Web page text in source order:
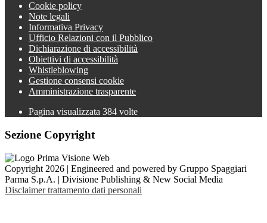
Cookie policy
Note legali
Informativa Privacy
Ufficio Relazioni con il Pubblico
Dichiarazione di accessibilità
Obiettivi di accessibilità
Whistleblowing
Gestione consensi cookie
Amministrazione trasparente
Pagina visualizzata 384 volte
Sezione Copyright
Copyright 2026 | Engineered and powered by Gruppo Spaggiari
Parma S.p.A. | Divisione Publishing & New Social Media
Disclaimer trattamento dati personali